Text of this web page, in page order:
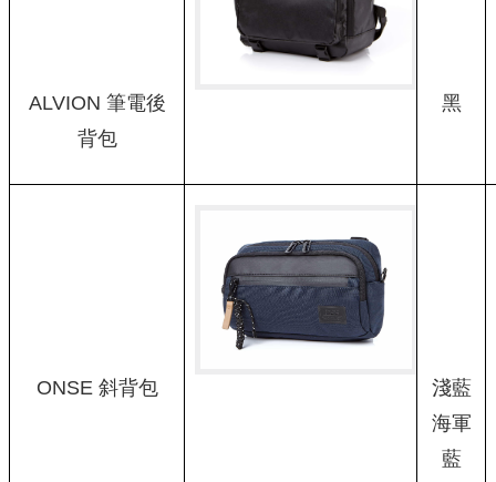
ALVION 筆電後
背包
黑
ONSE 斜背包
淺藍
海軍
藍